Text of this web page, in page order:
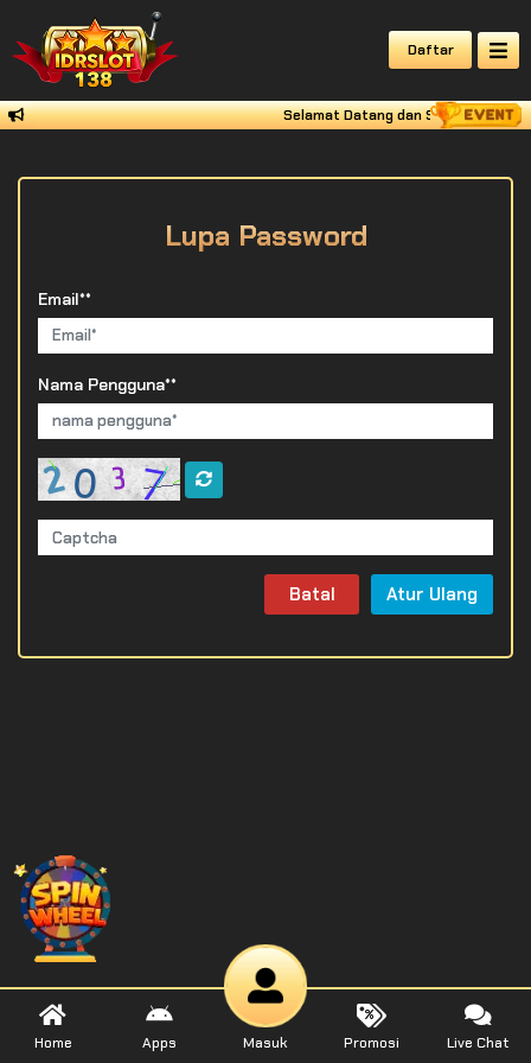
Daftar
Selamat Datang dan Selamat
Lupa Password
Email**
Nama Pengguna**
Batal Atur Ulang
Home Apps Masuk Promosi Live Chat